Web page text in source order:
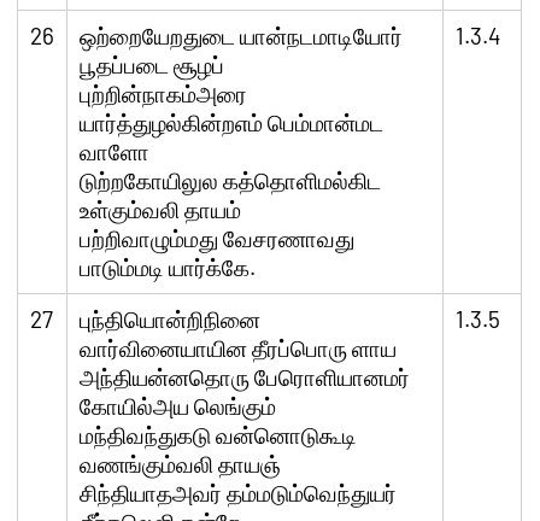
26
ஒற்றையேறதுடை யான்நடமாடியோர்
பூதப்படை சூழப்
புற்றின்நாகம்அரை
யார்த்துழல்கின்றஎம் பெம்மான்மட
வாளோ
டுற்றகோயிலுல கத்தொளிமல்கிட
உள்கும்வலி தாயம்
பற்றிவாழும்மது வேசரணாவது
பாடும்மடி யார்க்கே.
1.3.4
27
புந்தியொன்றிநினை
வார்வினையாயின தீரப்பொரு ளாய
அந்தியன்னதொரு பேரொளியானமர்
கோயில்அய லெங்கும்
மந்திவந்துகடு வன்னொடுகூடி
வணங்கும்வலி தாயஞ்
சிந்தியாதஅவர் தம்மடும்வெந்துயர்
1.3.5